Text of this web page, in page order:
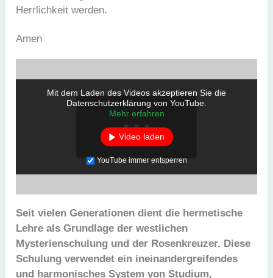
Herrlichkeit werden.
Amen
Mit dem Laden des Videos akzeptieren Sie die
Datenschutzerklärung von YouTube.
Mehr erfahren
Video laden
YouTube immer entsperren
Seit vielen Generationen dient die hermetische
Lehre als Grundlage der westlichen
Mysterienschulung und der Rosenkreuzer. Diese
Schulung verwendet ein ineinandergreifendes
und harmonisches System von Studium,